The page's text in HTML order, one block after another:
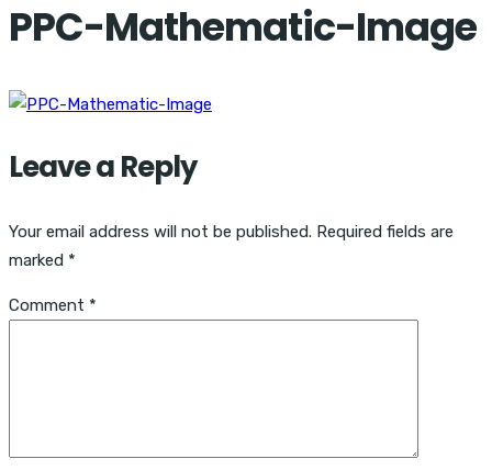
PPC-Mathematic-Image
Leave a Reply
Your email address will not be published. Required fields are
marked *
Comment *